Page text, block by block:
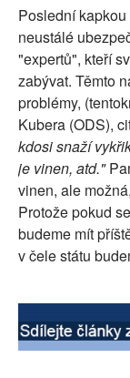
PLNÁ VERZE
Poslední
neustálé
"expertů", kteří
zabývat. Těmto
problémy,
Kubera (ODS),
kdosi snaží
je vinen, atd."
vinen, ale
Protože pokud
budeme mít
v čele státu